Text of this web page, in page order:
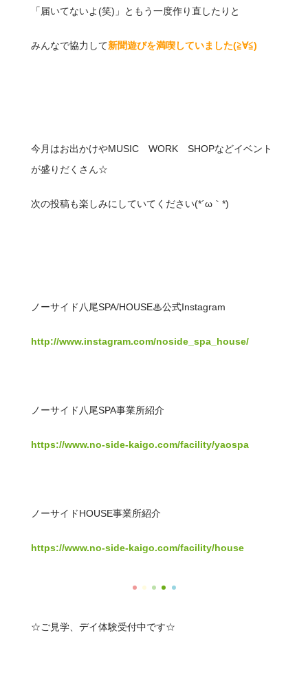
「届いてないよ(笑)」ともう一度作り直したりと
みんなで協力して新聞遊びを満喫していました(≧∀≦)ゞ
今月はお出かけやMUSIC WORK SHOPなどイベント
が盛りだくさん☆
次の投稿も楽しみにしていてください(*´ω｀*)
ノーサイド八尾SPA/HOUSE♨公式Instagram
http://www.instagram.com/noside_spa_house/
ノーサイド八尾SPA事業所紹介
https://www.no-side-kaigo.com/facility/yaospa
ノーサイドHOUSE事業所紹介
https://www.no-side-kaigo.com/facility/house
☆ご見学、デイ体験受付中です☆